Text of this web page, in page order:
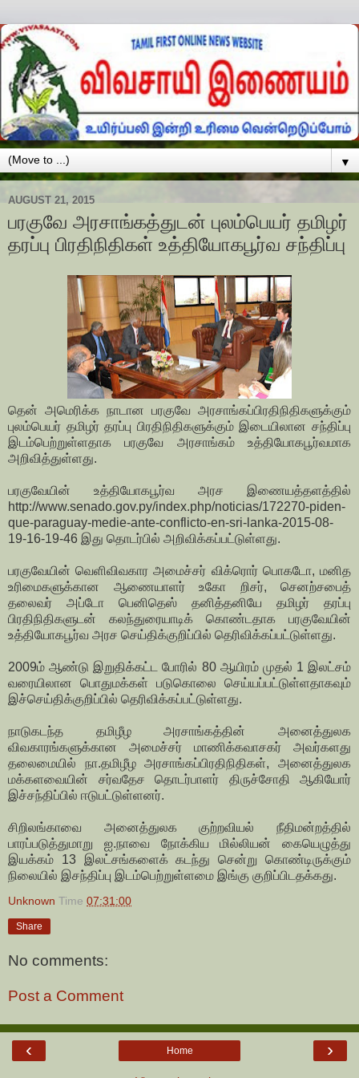
▼
AUGUST 21, 2015
பரகுவே அரசாங்கத்துடன் புலம்பெயர் தமிழர்
தரப்பு பிரதிநிதிகள் உத்தியோகபூர்வ சந்திப்பு
தென் அமெரிக்க நாடான பரகுவே அரசாங்கப்பிரதிநிதிகளுக்கும்
புலம்பெயர் தமிழர் தரப்பு பிரதிநிதிகளுக்கும் இடையிலான சந்திப்பு
இடம்பெற்றுள்ளதாக பரகுவே அரசாங்கம் உத்தியோகபூர்வமாக
அறிவித்துள்ளது.
பரகுவேயின் உத்தியோகபூர்வ அரச இணையத்தளத்தில்
http://www.senado.gov.py/index.php/noticias/172270-piden-
que-paraguay-medie-ante-conflicto-en-sri-lanka-2015-08-
19-16-19-46 இது தொடர்பில் அறிவிக்கப்பட்டுள்ளது.
பரகுவேயின் வெளிவிவகார அமைச்சர் விக்ரொர் பொகடோ, மனித
உரிமைகளுக்கான ஆணையாளர் உகோ றிசர், செனற்சபைத்
தலைவர் அப்டோ பெனிதெஸ் தனித்தனியே தமிழர் தரப்பு
பிரதிநிதிகளுடன் கலந்துரையாடிக் கொண்டதாக பரகுவேயின்
உத்தியோகபூர்வ அரச செய்திக்குறிப்பில் தெரிவிக்கப்பட்டுள்ளது.
2009ம் ஆண்டு இறுதிக்கட்ட போரில் 80 ஆயிரம் முதல் 1 இலட்சம்
வரையிலான பொதுமக்கள் படுகொலை செய்யப்பட்டுள்ளதாகவும்
இச்செய்திக்குறிப்பில் தெரிவிக்கப்பட்டுள்ளது.
நாடுகடந்த தமிழீழ அரசாங்கத்தின் அனைத்துலக
விவகாரங்களுக்கான அமைச்சர் மாணிக்கவாசகர் அவர்களது
தலைமையில் நா.தமிழீழ அரசாங்கப்பிரதிநிதிகள், அனைத்துலக
மக்களவையின் சர்வதேச தொடர்பாளர் திருச்சோதி ஆகியோர்
இச்சந்திப்பில் ஈடுபட்டுள்ளனர்.
சிறிலங்காவை அனைத்துலக குற்றவியல் நீதிமன்றத்தில்
பாரப்படுத்துமாறு ஐ.நாவை நோக்கிய மில்லியன் கையெழுத்து
இயக்கம் 13 இலட்சங்களைக் கடந்து சென்று கொண்டிருக்கும்
நிலையில் இசந்திப்பு இடம்பெற்றுள்ளமை இங்கு குறிப்பிடதக்கது.
Unknown Time 07:31:00
Share
No comments:
Post a Comment
‹ ›
Home